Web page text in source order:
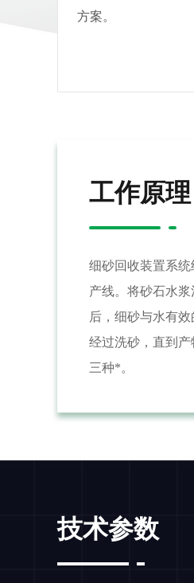
方案。
工作原理
细砂回收装置系
产线。将砂石水
后，细砂与水有
经过洗砂，直到
三种*。
技术参数